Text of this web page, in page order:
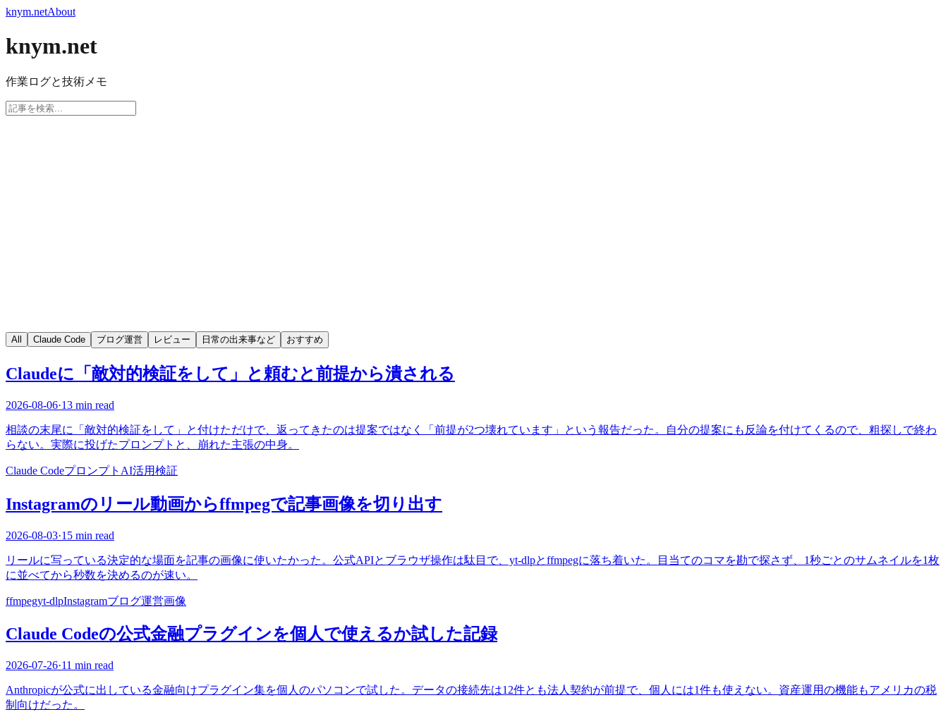
knym.netAbout
knym.net
作業ログと技術メモ
All Claude Code ブログ運営 レビュー 日常の出来事など おすすめ
Claudeに「敵対的検証をして」と頼むと前提から潰される
2026-08-06·13 min read
相談の末尾に「敵対的検証をして」と付けただけで、返ってきたのは提案ではなく「前提が2つ壊れています」という報告だった。自分の提案にも反論を付けてくるので、粗探しで終わ
らない。実際に投げたプロンプトと、崩れた主張の中身。
Claude Codeプロンプト AI活用検証
Instagramのリール動画からffmpegで記事画像を切り出す
2026-08-03·15 min read
リールに写っている決定的な場面を記事の画像に使いたかった。公式APIとブラウザ操作は駄目で、yt-dlpとffmpegに落ち着いた。目当てのコマを勘で探さず、1秒ごとのサムネイルを1枚
に並べてから秒数を決めるのが速い。
ffmpegyt-dlpInstagramブログ運営画像
Claude Codeの公式金融プラグインを個人で使えるか試した記録
2026-07-26·11 min read
Anthropicが公式に出している金融向けプラグイン集を個人のパソコンで試した。データの接続先は12件とも法人契約が前提で、個人には1件も使えない。資産運用の機能もアメリカの税
制向けだった。